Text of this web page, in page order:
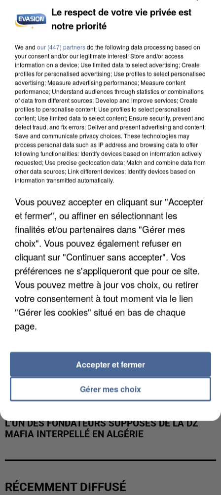
INCENDIES : L’ÎLE-DE-FRANCE LANCE UN ÉLAN
DE SOLIDARITÉ AVEC LES...
APRÈS TOUTES CES CANICULES, LES REFUGES
DE FAUNE SAUVAGE SONT...
L’UN DES FONDATEURS SUPPOSÉS DE LA DZ
MAFIA INTERPELLÉ EN ALGÉRIE
RÉCEMMENT DIFFUSÉ
Le respect de votre vie privée est
notre priorité
We and our (447) partnersdo the following data processing based on
your consent and/or our legitimate interest: Store and/or access
information on a device; Use limited data to select advertising; Create
profiles for personalised advertising; Use profiles to select personalised
advertising; Measure advertising performance; Measure content
performance; Understand audiences through statistics or combinations
of data from different sources; Develop and improve services; Create
profiles to personalise content; Use profiles to select personalised
content; Use limited data to select content; Ensure security, prevent and
detect fraud, and fix errors; Deliver and present advertising and content;
Save and communicate privacy choices. These technologies may
process personal data such as IP address and browsing data to offer
following functionalities: Identify devices based on information actively
requested; Use precise geolocation data; Match and combine data from
other data sources; Link different devices; Identify devices based on
information transmitted automatically.
Vous pouvez accepter en cliquant sur "Accepter
et fermer", ou affiner en sélectionnant les
finalités et/ou partenaires dans "Gérer mes
choix". Vous pouvez également refuser en
cliquant sur "Continuer sans accepter". Vos
préférences ne s'appliqueront que pour ce site.
Vous pouvez mettre à jour vos choix, ou retirer
votre consentement à tout moment via le lien
"Gérer les cookies" situé en bas de chaque
page.
Gérer mes choix
Accepter et fermer